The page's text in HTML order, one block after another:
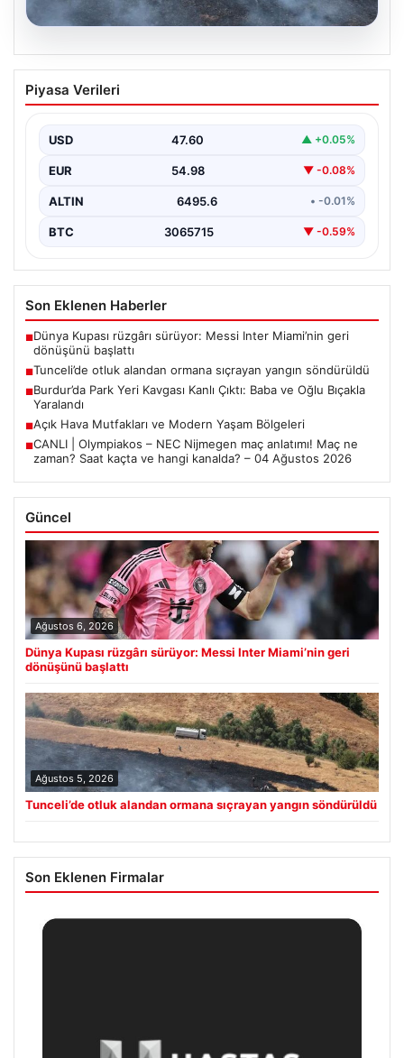
Tunceli’de otluk alandan ormana
sıçrayan yangın söndürüldü
Piyasa Verileri
USD 47.60 ▲ +0.05%
EUR 54.98 ▼ -0.08%
ALTIN 6495.6 • -0.01%
BTC 3065715 ▼ -0.59%
Son Eklenen Haberler
■Dünya Kupası rüzgârı sürüyor: Messi Inter Miami’nin geri
dönüşünü başlattı
■Tunceli’de otluk alandan ormana sıçrayan yangın söndürüldü
■Burdur’da Park Yeri Kavgası Kanlı Çıktı: Baba ve Oğlu Bıçakla
Yaralandı
■Açık Hava Mutfakları ve Modern Yaşam Bölgeleri
■CANLI | Olympiakos – NEC Nijmegen maç anlatımı! Maç ne
zaman? Saat kaçta ve hangi kanalda? – 04 Ağustos 2026
Güncel
Ağustos 6, 2026
Dünya Kupası rüzgârı sürüyor: Messi Inter Miami’nin geri
dönüşünü başlattı
Ağustos 5, 2026
Tunceli’de otluk alandan ormana sıçrayan yangın söndürüldü
Son Eklenen Firmalar